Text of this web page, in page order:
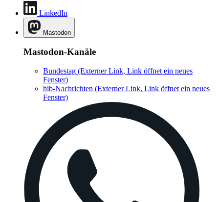
LinkedIn
Mastodon
Mastodon-Kanäle
Bundestag (Externer Link, Link öffnet ein neues
Fenster)
hib-Nachrichten (Externer Link, Link öffnet ein neues
Fenster)